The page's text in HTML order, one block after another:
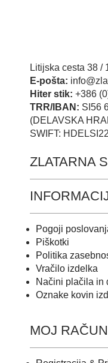
Litijska cesta 38 /
E-pošta:
Hiter stik: +386
TRR/IBAN: SI56
(DELAVSKA
SWIFT: HDELSI22
ZLATARNA
Pogoji
Piškotki
Politika
Vračilo izdelka
Načini plačila in
Oznake kovin
MOJ RAČUN